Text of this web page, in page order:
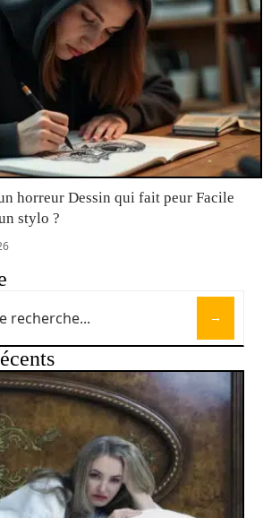
horreur Dessin qui fait peur Facile
stylo ?